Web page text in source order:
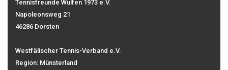
Tennisfreunde Wulfen 1973 e.V.
Napoleonsweg 21
46286 Dorsten
Westfälischer Tennis-Verband e.V.
Region: Münsterland